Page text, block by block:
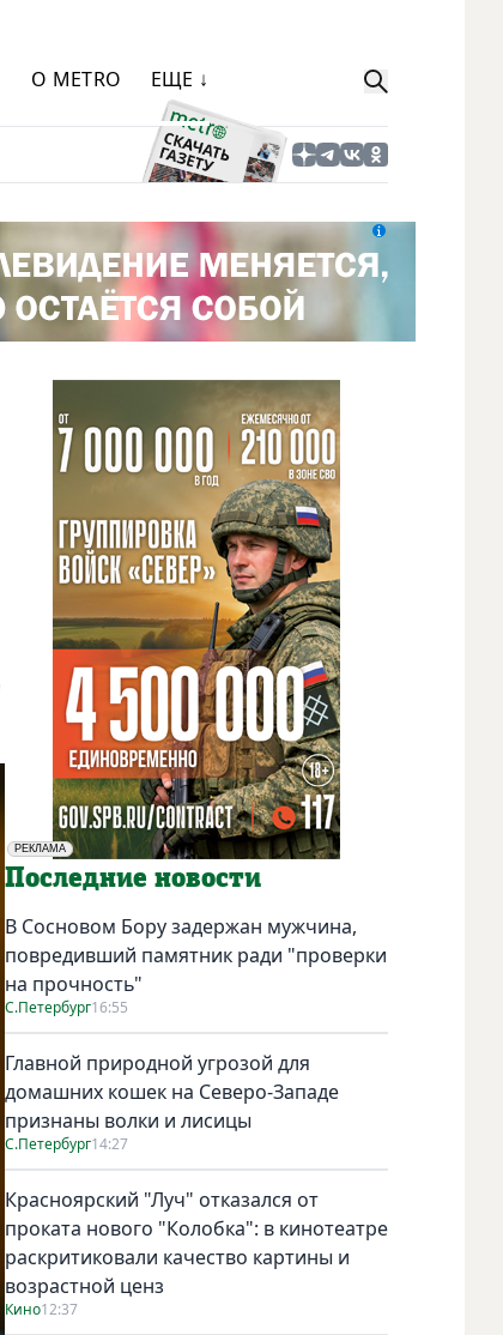
О METRO ЕЩЕ ↓
РЕКЛАМА
Социальная реклама
Последние новости
В Сосновом Бору задержан мужчина,
повредивший памятник ради "проверки
на прочность"
С.Петербург16:55
Главной природной угрозой для
домашних кошек на Северо-Западе
признаны волки и лисицы
С.Петербург14:27
Красноярский "Луч" отказался от
проката нового "Колобка": в кинотеатре
раскритиковали качество картины и
возрастной ценз
Кино12:37